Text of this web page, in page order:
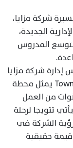
شركة مزايا،
الجديدة،
المدروس
شركة مزايا
للتطوير العقاري ، إن إطلاق مشروع Town Ten يمثل محطة
من العمل
تتويجا لرحلة
الشركة في
حقيقية